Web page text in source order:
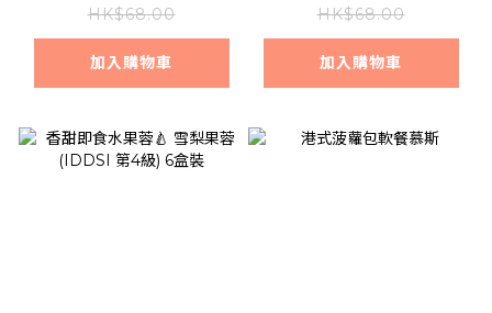
HK$68.00
加入購物車
HK$68.00
加入購物車